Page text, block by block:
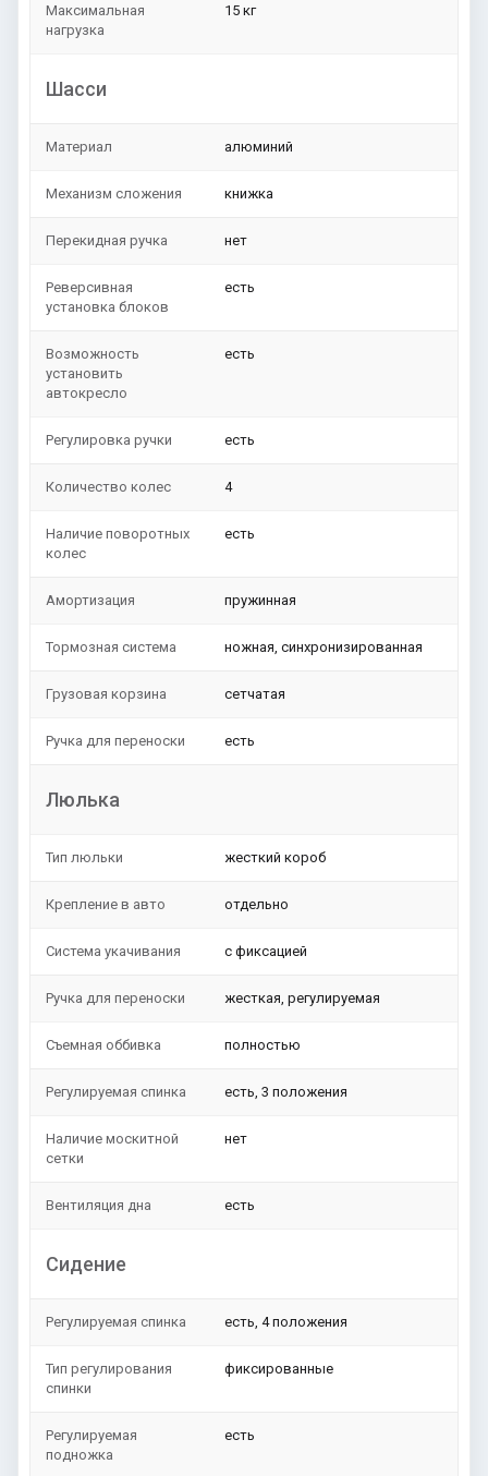
Максимальная
нагрузка
15 кг
Шасси
Материал алюминий
Механизм сложения книжка
Перекидная ручка нет
Реверсивная
установка блоков
есть
Возможность
установить
автокресло
есть
Регулировка ручки есть
Количество колес 4
Наличие поворотных
колес
есть
Амортизация пружинная
Тормозная система ножная, синхронизированная
Грузовая корзина сетчатая
Ручка для переноски есть
Люлька
Тип люльки жесткий короб
Крепление в авто отдельно
Система укачивания с фиксацией
Ручка для переноски жесткая, регулируемая
Съемная оббивка полностью
Регулируемая спинка есть, 3 положения
Наличие москитной
сетки
нет
Вентиляция дна есть
Сидение
Регулируемая спинка есть, 4 положения
Тип регулирования
спинки
фиксированные
Регулируемая
подножка
есть